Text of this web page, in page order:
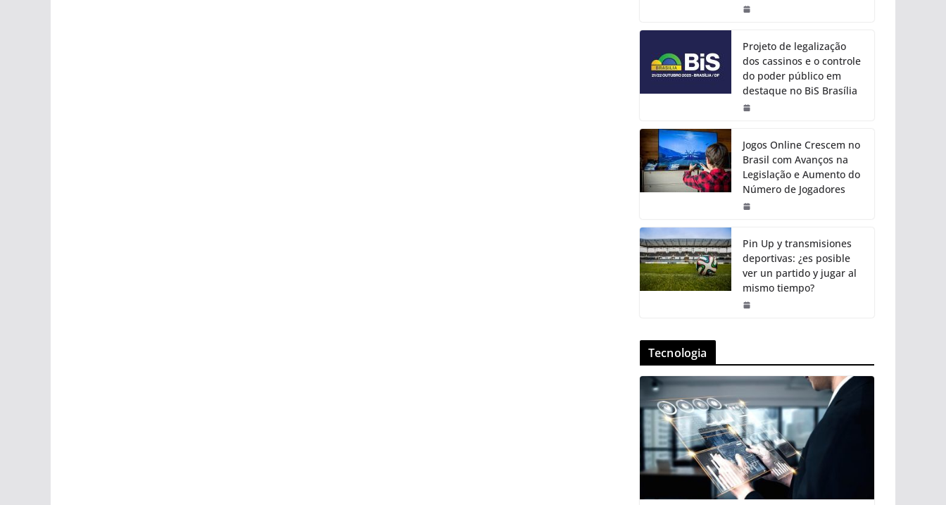
Projeto de legalização
dos cassinos e o controle
do poder público em
destaque no BiS Brasília
Jogos Online Crescem no
Brasil com Avanços na
Legislação e Aumento do
Número de Jogadores
Pin Up y transmisiones
deportivas: ¿es posible
ver un partido y jugar al
mismo tiempo?
Tecnologia